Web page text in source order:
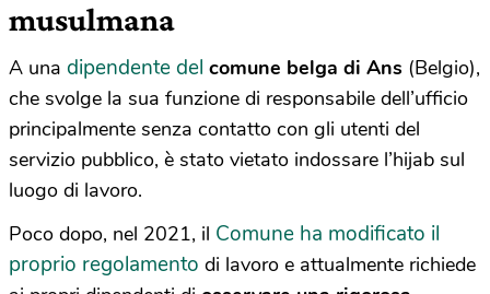
musulmana
A una dipendente del comune belga di Ans (Belgio),
che svolge la sua funzione di responsabile dell’ufficio
principalmente senza contatto con gli utenti del
servizio pubblico, è stato vietato indossare l’hijab sul
luogo di lavoro.
Poco dopo, nel 2021, il Comune ha modificato il
proprio regolamento di lavoro e attualmente richiede